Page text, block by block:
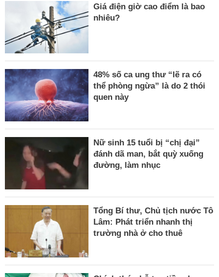
Giá điện giờ cao điểm là bao
nhiêu?
48% số ca ung thư “lẽ ra có
thể phòng ngừa” là do 2 thói
quen này
Nữ sinh 15 tuổi bị “chị đại”
đánh dã man, bắt quỳ xuống
đường, làm nhục
Tổng Bí thư, Chủ tịch nước Tô
Lâm: Phát triển nhanh thị
trường nhà ở cho thuê